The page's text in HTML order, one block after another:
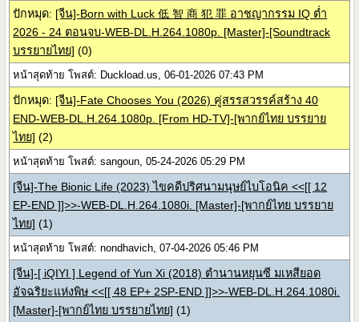
ปักหมุด: [จีน]-Born with Luck 低 智 商 犯 罪 อาชญากรรม IQ ต่ำ
2026 - 24 ตอนจบ-WEB-DL.H.264.1080p. [Master]-[Soundtrack
บรรยายไทย] (0)
หน้าสุดท้าย โพสต์: Duckload.us, 06-01-2026 07:43 PM
ปักหมุด: [จีน]-Fate Chooses You (2026) คู่สรรสวรรค์สร้าง 40
END-WEB-DL.H.264.1080p. [From HD-TV]-[พากย์ไทย บรรยาย
ไทย] (2)
หน้าสุดท้าย โพสต์: sangoun, 05-24-2026 05:29 PM
[จีน]-The Bionic Life (2023) ไขคดีปริศนามนุษย์ไบโอนิค <<[[ 12
EP-END ]]>>-WEB-DL.H.264.1080i. [Master]-[พากย์ไทย บรรยาย
ไทย] (1)
หน้าสุดท้าย โพสต์: nondhavich, 07-04-2026 05:46 PM
[จีน]-[ iQIYI ] Legend of Yun Xi (2018) ตำนานหยุนซี มเหสียอด
อัจฉริยะแห่งพิษ <<[[ 48 EP+ 2SP-END ]]>>-WEB-DL.H.264.1080i.
[Master]-[พากย์ไทย บรรยายไทย] (1)